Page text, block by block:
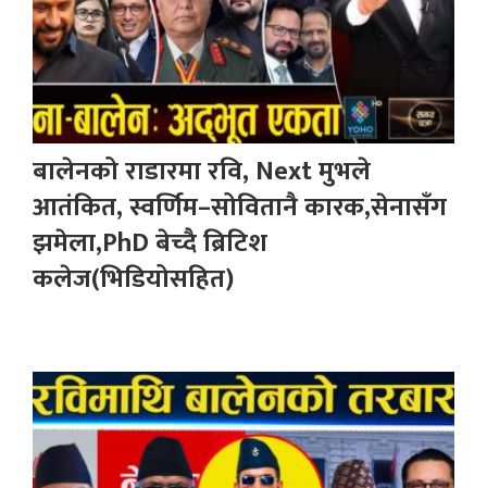
बालेनको राडारमा रवि, Next मुभले
आतंकित, स्वर्णिम–सोवितानै कारक,सेनासँग
झमेला,PhD बेच्दै ब्रिटिश
कलेज(भिडियोसहित)